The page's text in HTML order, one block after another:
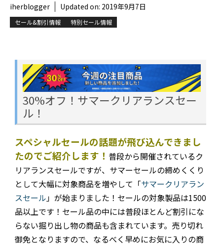
iherblogger Updated on: 2019年9月7日
セール&割引情報 特別セール情報
30%オフ！サマークリアランスセー
ル！
スペシャルセールの話題が飛び込んできまし
たのでご紹介します！ 普段から開催されているク
リアランスセールですが、サマーセールの締めくくり
として大幅に対象商品を増やして「サマークリアラン
スセール」が始まりました！セールの対象製品は1500
品以上です！セール品の中には普段ほとんど割引にな
らない掘り出し物の商品も含まれています。売り切れ
御免となりますので、なるべく早めにお気に入りの商